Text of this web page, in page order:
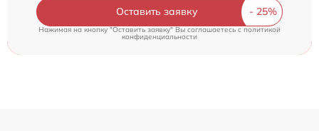
Оставить заявку
Нажимая на кнопку "Оставить заявку" Вы соглашаетесь cполитикой
конфиденциальности